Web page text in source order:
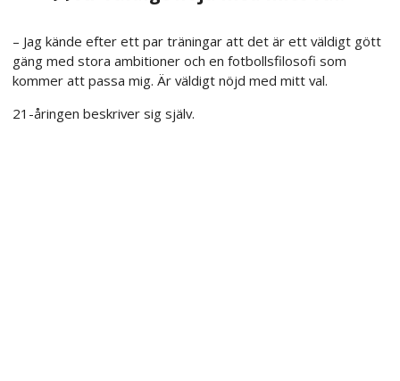
– Jag kände efter ett par träningar att det är ett väldigt gött
gäng med stora ambitioner och en fotbollsfilosofi som
kommer att passa mig. Är väldigt nöjd med mitt val.
21-åringen beskriver sig själv.